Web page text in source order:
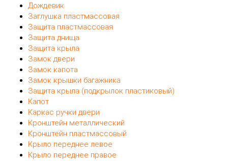
Дождевик
Заглушка пластмассовая
Защита пластмассовая
Защита днища
Защита крыла
Замок двери
Замок капота
Замок крышки багажника
Защита крыла (подкрылок пластиковый)
Капот
Каркас ручки двери
Кронштейн металлический
Кронштейн пластмассовый
Крыло переднее левое
Крыло переднее правое